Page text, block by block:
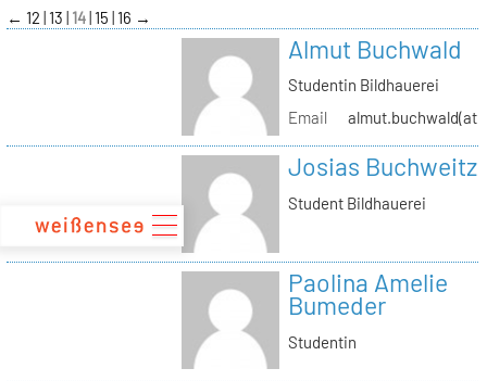
zum
Inhalt
← 12 13 14 15 16 →
Almut Buchwald
Studentin Bildhauerei
Email
Josias Buchweitz
Student Bildhauerei
Paolina Amelie
Bumeder
Studentin